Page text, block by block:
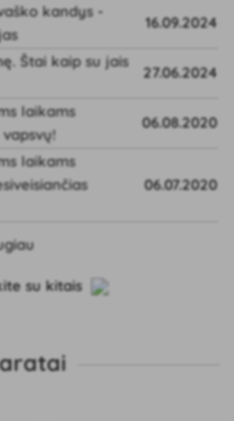
kandys -
16.09.2024
Štai kaip su jais
27.06.2024
laikams
06.08.2020
laikams
06.07.2020
su kitais